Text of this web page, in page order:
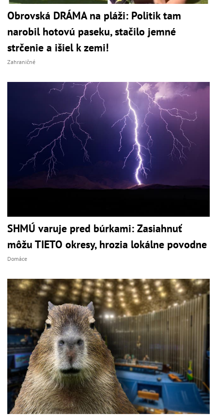
Obrovská DRÁMA na pláži: Politik tam
narobil hotovú paseku, stačilo jemné
strčenie a išiel k zemi!
Zahraničné
SHMÚ varuje pred búrkami: Zasiahnuť
môžu TIETO okresy, hrozia lokálne povodne
Domáce